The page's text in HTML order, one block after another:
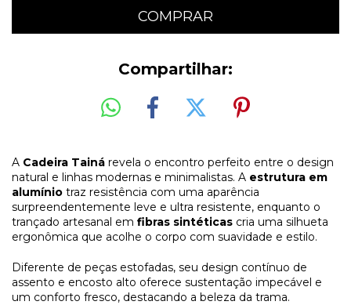
Compartilhar:
A Cadeira Tainá revela o encontro perfeito entre o design
natural e linhas modernas e minimalistas. A estrutura em
alumínio traz resistência com uma aparência
surpreendentemente leve e ultra resistente, enquanto o
trançado artesanal em fibras sintéticas cria uma silhueta
ergonômica que acolhe o corpo com suavidade e estilo.
Diferente de peças estofadas, seu design contínuo de
assento e encosto alto oferece sustentação impecável e
um conforto fresco, destacando a beleza da trama.